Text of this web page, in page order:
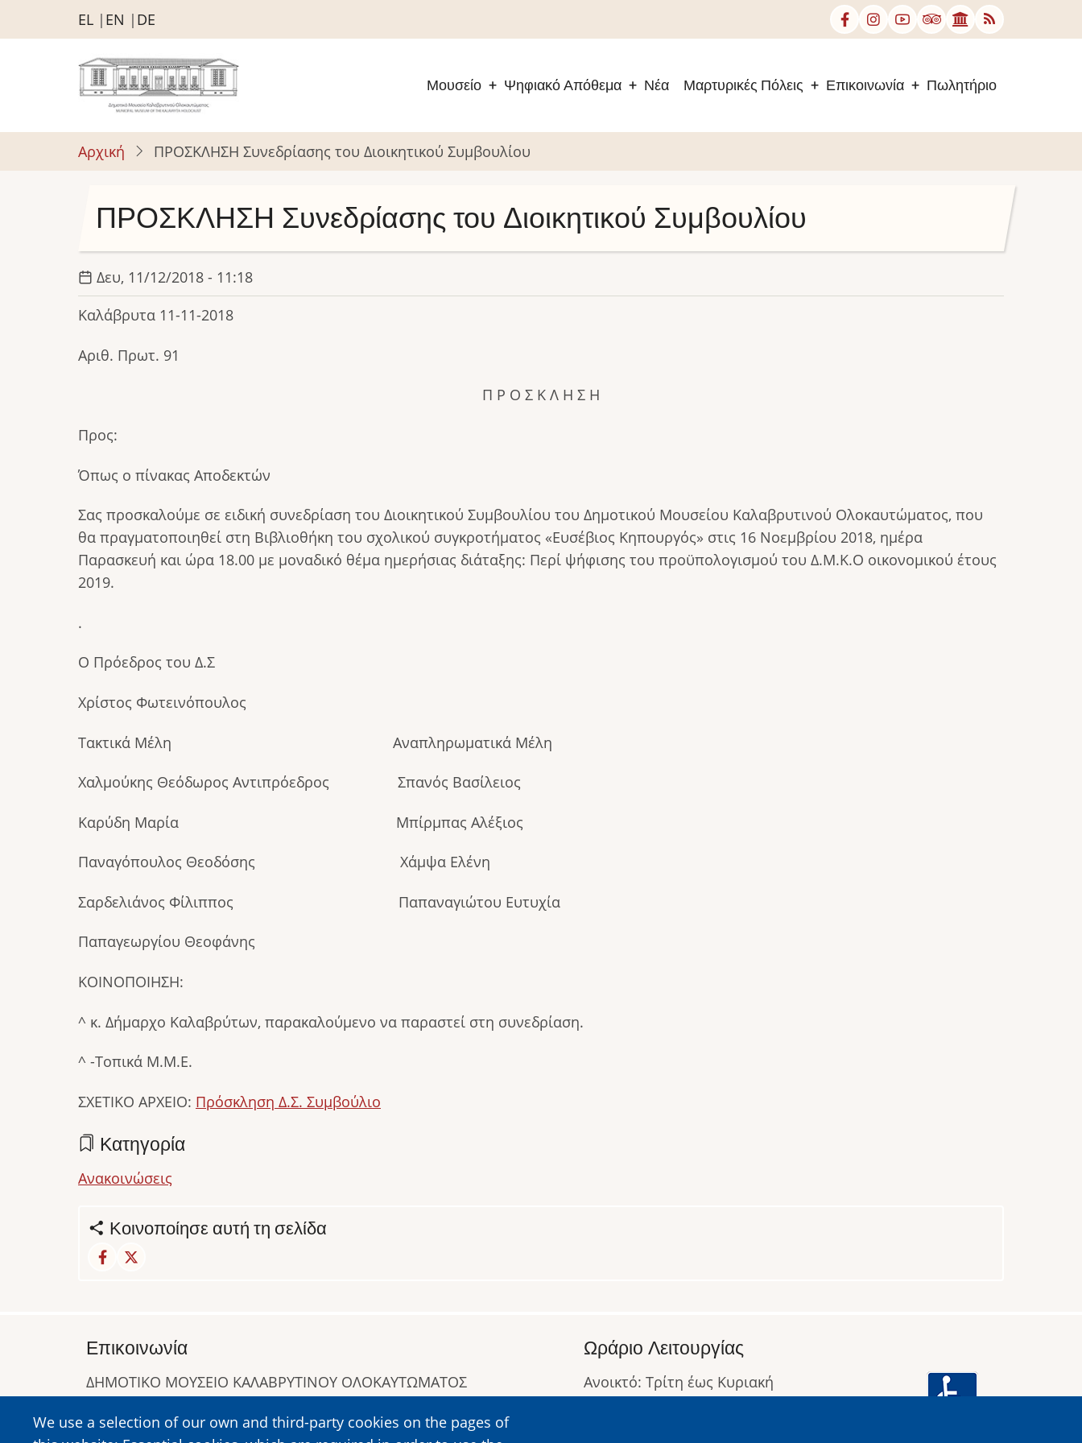
Παράκαμψη
προς
περιεχόμενο
EL EN DE
Μουσείο Ψηφιακό Απόθεμα Νέα Μαρτυρικές Πόλεις Επικοινωνία Πωλητήριο
Αρχική ΠΡΟΣΚΛΗΣΗ Συνεδρίασης του Διοικητικού Συμβουλίου
ΠΡΟΣΚΛΗΣΗ Συνεδρίασης του Διοικητικού Συμβουλίου
Δευ, 11/12/2018 - 11:18
Καλάβρυτα 11-11-2018
Αριθ. Πρωτ. 91
Π Ρ Ο Σ Κ Λ Η Σ Η
Προς:
Όπως ο πίνακας Αποδεκτών
Σας προσκαλούμε σε ειδική συνεδρίαση του Διοικητικού Συμβουλίου του Δημοτικού Μουσείου Καλαβρυτινού Ολοκαυτώματος, που
θα πραγματοποιηθεί στη Βιβλιοθήκη του σχολικού συγκροτήματος «Ευσέβιος Κηπουργός» στις 16 Νοεμβρίου 2018, ημέρα
Παρασκευή και ώρα 18.00 με μοναδικό θέμα ημερήσιας διάταξης: Περί ψήφισης του προϋπολογισμού του Δ.Μ.Κ.Ο οικονομικού έτους
2019.
.
Ο Πρόεδρος του Δ.Σ
Χρίστος Φωτεινόπουλος
Τακτικά Μέλη Αναπληρωματικά Μέλη
Χαλμούκης Θεόδωρος Αντιπρόεδρος Σπανός Βασίλειος
Καρύδη Μαρία Μπίρμπας Αλέξιος
Παναγόπουλος Θεοδόσης Χάμψα Ελένη
Σαρδελιάνος Φίλιππος Παπαναγιώτου Ευτυχία
Παπαγεωργίου Θεοφάνης
ΚΟΙΝΟΠΟΙΗΣΗ:
^ κ. Δήμαρχο Καλαβρύτων, παρακαλούμενο να παραστεί στη συνεδρίαση.
^ -Τοπικά Μ.Μ.Ε.
ΣΧΕΤΙΚΟ ΑΡΧΕΙΟ: Πρόσκληση Δ.Σ. Συμβούλιο
Κατηγορία
Ανακοινώσεις
Κοινοποίησε αυτή τη σελίδα
We use a selection of our own and third-party cookies on the pages of
Επικοινωνία
ΔΗΜΟΤΙΚΟ ΜΟΥΣΕΙΟ ΚΑΛΑΒΡΥΤΙΝΟΥ ΟΛΟΚΑΥΤΩΜΑΤΟΣ
Τηλ:2692023646, 2692360220
Ωράριο Λειτουργίας
Ανοικτό: Τρίτη έως Κυριακή